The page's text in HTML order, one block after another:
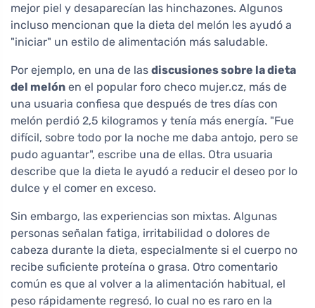
mejor piel y desaparecían las hinchazones. Algunos
incluso mencionan que la dieta del melón les ayudó a
"iniciar" un estilo de alimentación más saludable.
Por ejemplo, en una de las discusiones sobre la dieta
del melón en el popular foro checo mujer.cz, más de
una usuaria confiesa que después de tres días con
melón perdió 2,5 kilogramos y tenía más energía. "Fue
difícil, sobre todo por la noche me daba antojo, pero se
pudo aguantar", escribe una de ellas. Otra usuaria
describe que la dieta le ayudó a reducir el deseo por lo
dulce y el comer en exceso.
Sin embargo, las experiencias son mixtas. Algunas
personas señalan fatiga, irritabilidad o dolores de
cabeza durante la dieta, especialmente si el cuerpo no
recibe suficiente proteína o grasa. Otro comentario
común es que al volver a la alimentación habitual, el
peso rápidamente regresó, lo cual no es raro en la